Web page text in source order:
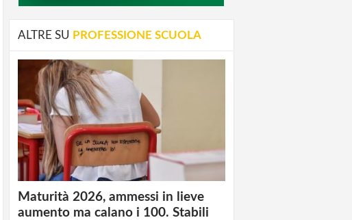
ALTRE SU PROFESSIONE SCUOLA
Maturità 2026, ammessi in lieve
aumento ma calano i 100. Stabili